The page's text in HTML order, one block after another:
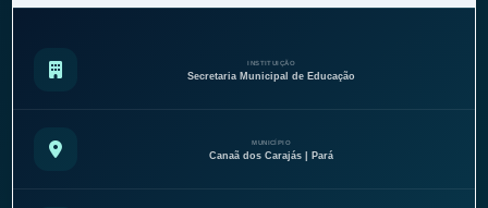
INSTITUIÇÃO
Secretaria Municipal de Educação
MUNICÍPIO
Canaã dos Carajás | Pará